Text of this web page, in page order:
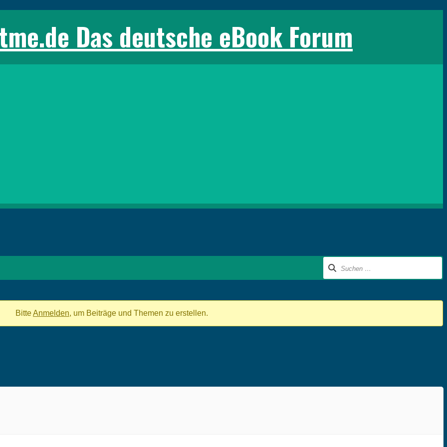
Das deutsche eBook Forum
BitteAnmelden, um Beiträge und Themen zu erstellen.